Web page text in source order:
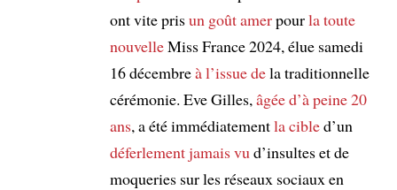
ont vite prisun goût amerpourla toute
nouvelleMiss France 2024, élue samedi
16 décembreà l’issue dela traditionnelle
cérémonie. Eve Gilles, âgée d’à peine 20
ans, a été immédiatementla cibled’un
déferlementjamais vu d’insultes et de
moqueries sur les réseaux sociaux en